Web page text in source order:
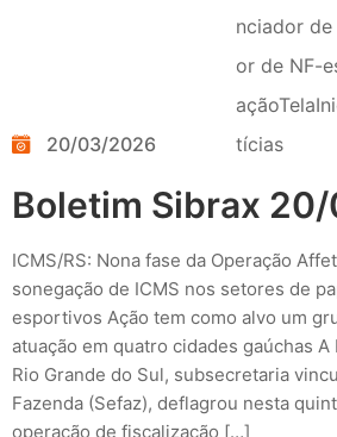
20/03/2026
nciador de
or de NF-
tícias
Boletim Sibrax
ICMS/RS: Nona fase da Operação
sonegação de ICMS nos setores de
esportivos Ação tem como alvo um
atuação em quatro cidades gaúchas A
Rio Grande do Sul, subsecretaria
Fazenda (Sefaz), deflagrou nesta
operação de fiscalização […]